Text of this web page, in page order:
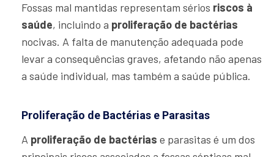
Fossas mal mantidas representam sérios riscos à
saúde, incluindo a proliferação de bactérias
nocivas. A falta de manutenção adequada pode
levar a consequências graves, afetando não apenas
a saúde individual, mas também a saúde pública.
Proliferação de Bactérias e Parasitas
A proliferação de bactérias e parasitas é um dos